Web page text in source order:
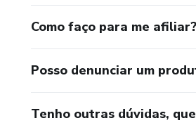
Como faço para me afiliar?
Posso denunciar um
Tenho outras dúvidas,